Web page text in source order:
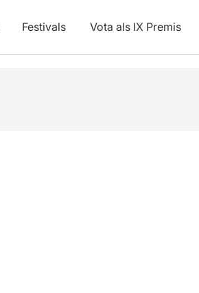
Festivals Vota als IX Premis